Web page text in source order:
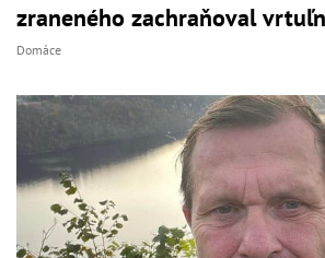
zraneného zachraňoval
Domáce